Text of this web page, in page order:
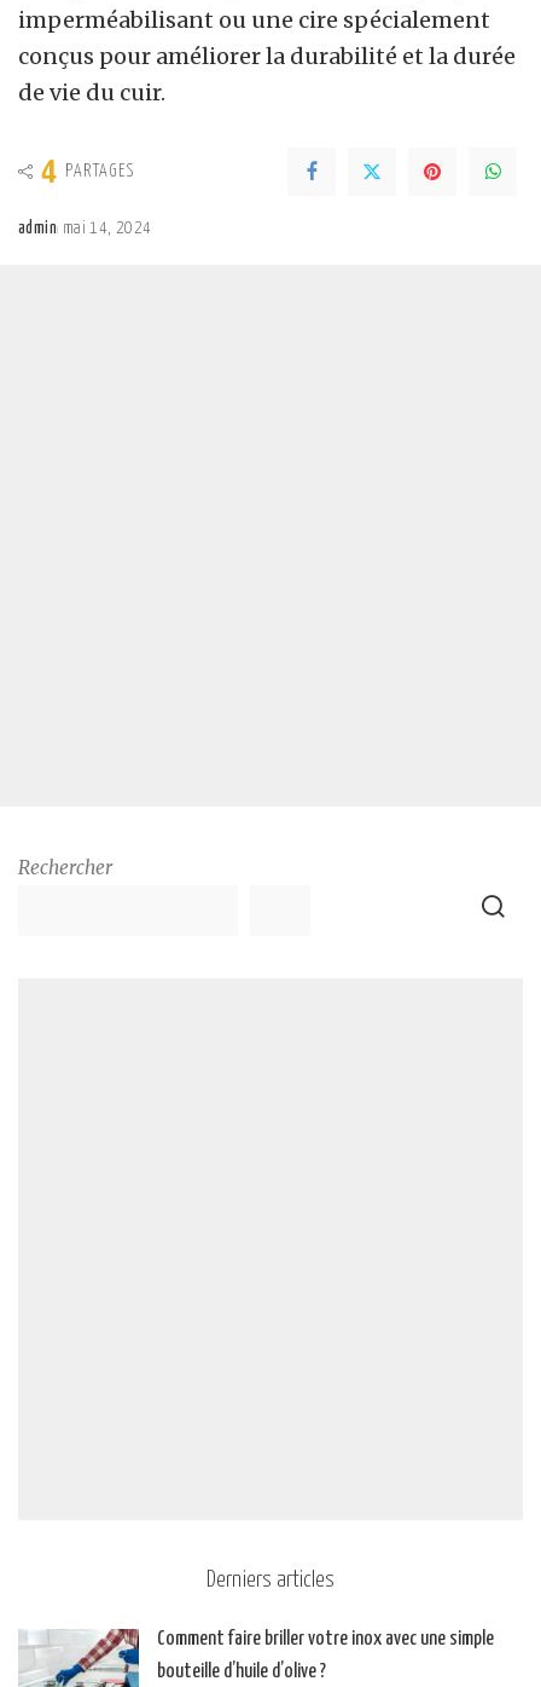
imperméabilisant ou une cire spécialement
conçus pour améliorer la durabilité et la durée
de vie du cuir.
4 PARTAGES
admin mai 14, 2024
Rechercher
Derniers articles
Comment faire briller votre inox avec une simple
bouteille d’huile d’olive ?